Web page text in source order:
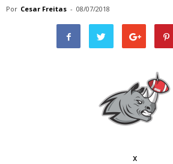
Por Cesar Freitas - 08/07/2018
x